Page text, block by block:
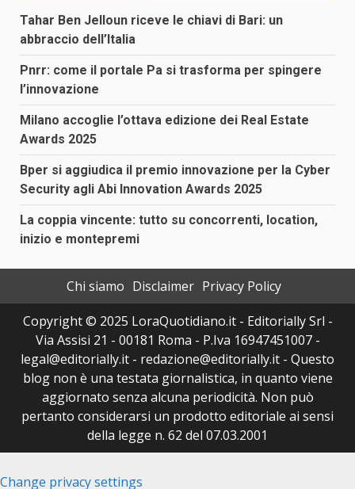
Tahar Ben Jelloun riceve le chiavi di Bari: un
abbraccio dell’Italia
Pnrr: come il portale Pa si trasforma per spingere
l’innovazione
Milano accoglie l’ottava edizione dei Real Estate
Awards 2025
Bper si aggiudica il premio innovazione per la Cyber
Security agli Abi Innovation Awards 2025
La coppia vincente: tutto su concorrenti, location,
inizio e montepremi
Chi siamo Disclaimer Privacy Policy
Copyright © 2025 LoraQuotidiano.it - Editorially Srl -
Via Assisi 21 - 00181 Roma - P.Iva 16947451007 -
legal@editorially.it - redazione@editorially.it - Questo
blog non è una testata giornalistica, in quanto viene
aggiornato senza alcuna periodicità. Non può
pertanto considerarsi un prodotto editoriale ai sensi
della legge n. 62 del 07.03.2001
Change privacy settings